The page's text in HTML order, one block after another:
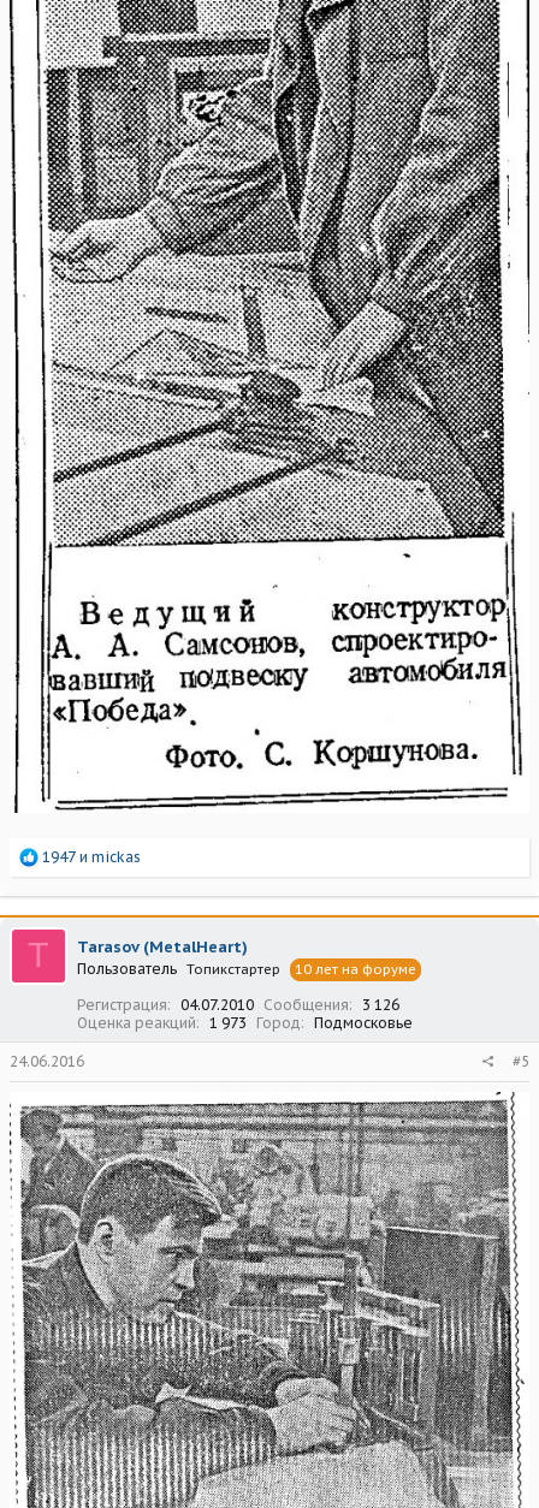
Р
а
к
ц
1947 и mickas
T Tarasov (MetalHeart)
Пользователь Топикстартер 10 лет на форуме
Регистрация 04.07.2010 Сообщения
3 126
Оценка реакций
1 973 Город Подмосковье
24.06.2016 #5